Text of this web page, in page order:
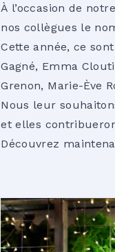
À l’occasion de
nos collègues le
Cette année, ce
Gagné, Emma
Grenon, Marie-Ève
Nous leur
et elles
Découvrez